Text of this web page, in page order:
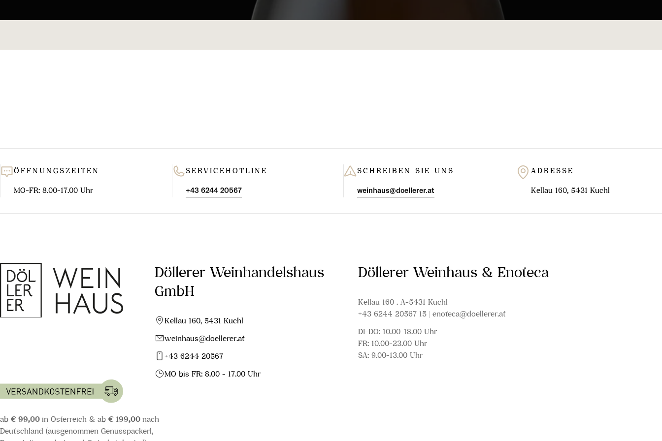
m
ÖFFNUNGSZEITEN
MO-FR: 8.00-17.00 Uhr
SERVICEHOTLINE
+43 6244 20567
SCHREIBEN SIE UNS
weinhaus@doellerer.at
ADRESSE
Kellau 160, 5431 Kuchl
Döllerer Weinhandelshaus
GmbH
Kellau 160, 5431 Kuchl
weinhaus@doellerer.at
+43 6244 20567
MO bis FR: 8.00 - 17.00 Uhr
Döllerer Weinhaus & Enoteca
Kellau 160 . A-5431 Kuchl
+43 6244 20567 15 | enoteca@doellerer.at
DI-DO: 10.00-18.00 Uhr
FR: 10.00-23.00 Uhr
SA: 9.00-13.00 Uhr
ab € 99,00 in Österreich & ab € 199,00 nach
Deutschland (ausgenommen Genusspackerl,